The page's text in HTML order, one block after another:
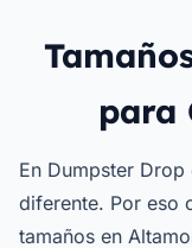
para
En Dumpster
diferente. Por eso
tamaños en